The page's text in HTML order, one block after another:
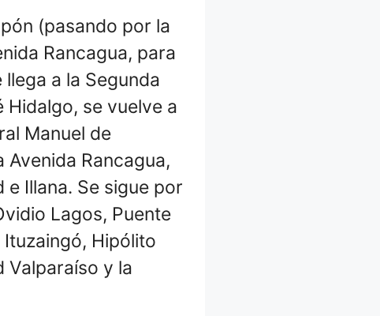
(pasando por la
Rancagua, para
a la Segunda
se vuelve a
Manuel de
Rancagua,
Illana. Se sigue por
Lagos, Puente
Hipólito
Valparaíso y la